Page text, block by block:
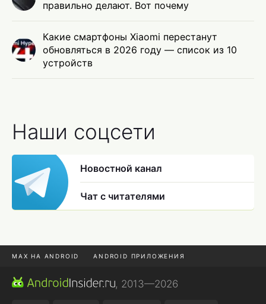
правильно делают. Вот почему
Какие смартфоны Xiaomi перестанут
обновляться в 2026 году — список из 10
устройств
Наши соцсети
Новостной канал
Чат с читателями
MAX НА ANDROID ANDROID ПРИЛОЖЕНИЯ
MAX ИЗ RUSTORE
, 2013—2026